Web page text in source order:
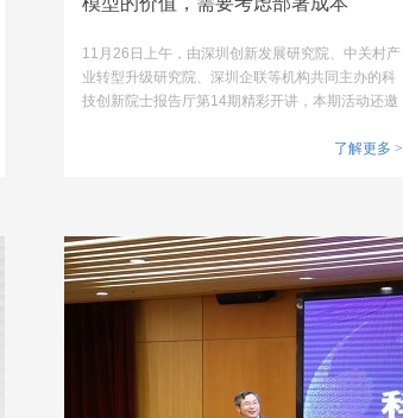
11月26日上午，由深圳创新发展研究院、中关村产
业转型升级研究院、深圳企联等机构共同主办的科
技创新院士报告厅第14期精彩开讲，本期活动还邀
智能产业协会、新联会科技联盟分会、深圳市大数
了解更多 >